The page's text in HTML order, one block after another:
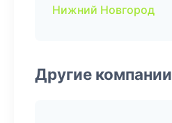
Нижний Новгород
Другие компании